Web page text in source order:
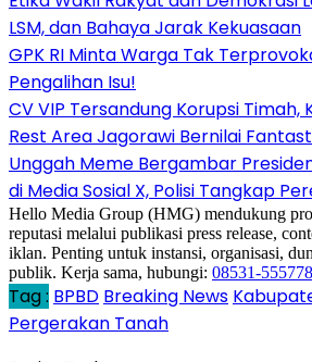
LSM, dan Bahaya Jarak Kekuasaan
GPK RI Minta Warga Tak
Pengalihan Isu!
CV VIP Tersandung Korupsi Timah,
Rest Area Jagorawi Bernilai
Unggah Meme Bergambar
di Media Sosial X, Polisi Tangkap
Hello Media Group (HMG) mendukung
reputasi melalui publikasi press release,
iklan. Penting untuk instansi, organisasi,
publik. Kerja sama, hubungi: 08531-
Tag : BPBD Breaking News
Pergerakan Tanah